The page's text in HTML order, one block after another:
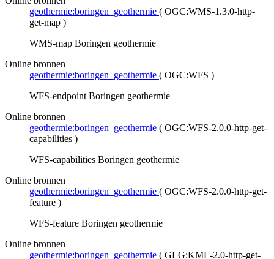
geothermie:boringen_geothermie ( OGC:WMS-1.3.0-http-
get-map )
WMS-map Boringen geothermie
Online bronnen
geothermie:boringen_geothermie ( OGC:WFS )
WFS-endpoint Boringen geothermie
Online bronnen
geothermie:boringen_geothermie ( OGC:WFS-2.0.0-http-get-
capabilities )
WFS-capabilities Boringen geothermie
Online bronnen
geothermie:boringen_geothermie ( OGC:WFS-2.0.0-http-get-
feature )
WFS-feature Boringen geothermie
Online bronnen
geothermie:boringen_geothermie ( GLG:KML-2.0-http-get-